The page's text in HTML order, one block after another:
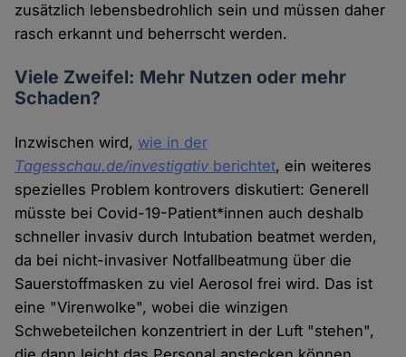
zusätzlich lebensbedrohlich sein und müssen daher
rasch erkannt und beherrscht werden.
Viele Zweifel: Mehr Nutzen oder mehr
Schaden?
Inzwischen wird, wie in der
Tagesschau.de/investigativ berichtet, ein weiteres
spezielles Problem kontrovers diskutiert: Generell
müsste bei Covid-19-Patient*innen auch deshalb
schneller invasiv durch Intubation beatmet werden,
da bei nicht-invasiver Notfallbeatmung über die
Sauerstoffmasken zu viel Aerosol frei wird. Das ist
eine "Virenwolke", wobei die winzigen
Schwebeteilchen konzentriert in der Luft "stehen",